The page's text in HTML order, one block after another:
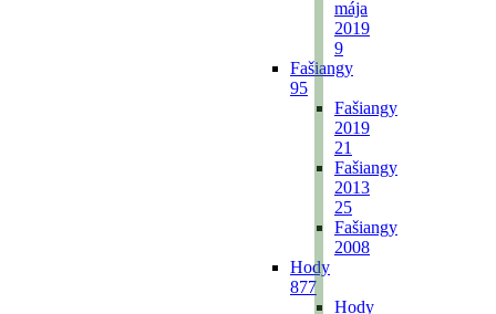
mája
2019
9
Fašiangy
95
Fašiangy
2019
21
Fašiangy
2013
25
Fašiangy
2008
Hody
877
Hody